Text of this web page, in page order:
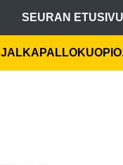
SEURAN ETUSIVU